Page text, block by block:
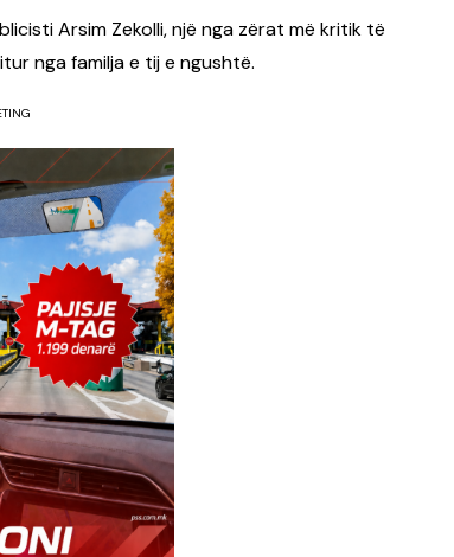
Arsim Zekolli, një nga zërat më kritik të
nga familja e tij e ngushtë.